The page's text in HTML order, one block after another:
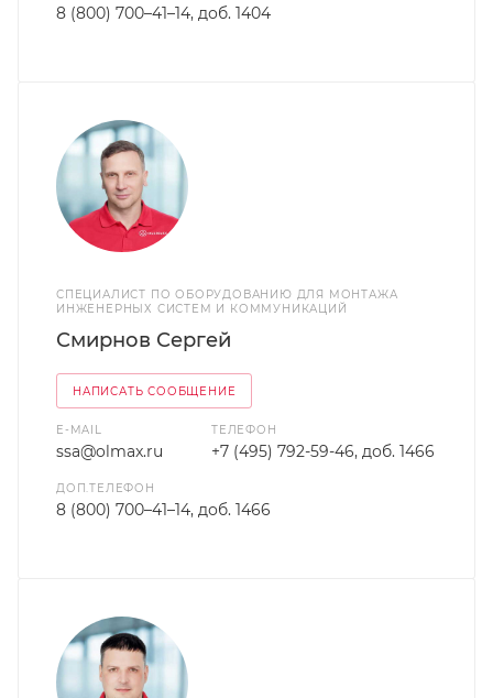
8 (800) 700–41–14, доб. 1404
СПЕЦИАЛИСТ ПО ОБОРУДОВАНИЮ ДЛЯ МОНТАЖА
ИНЖЕНЕРНЫХ СИСТЕМ И КОММУНИКАЦИЙ
Смирнов Сергей
НАПИСАТЬ СООБЩЕНИЕ
E-MAIL
ssa@olmax.ru
ТЕЛЕФОН
+7 (495) 792-59-46, доб. 1466
ДОП.ТЕЛЕФОН
8 (800) 700–41–14, доб. 1466